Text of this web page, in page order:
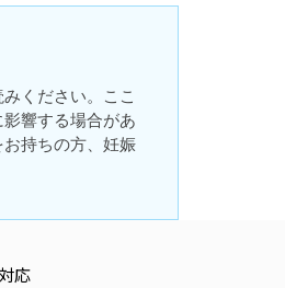
みください。ここ
響する場合があ
持ちの方、妊娠
応